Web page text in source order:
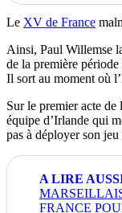
Le XV de France
Ainsi, Paul Willemse
de la première
Il sort au moment où
Sur le premier acte de
équipe d’Irlande qui
pas à déployer son
FRANCE